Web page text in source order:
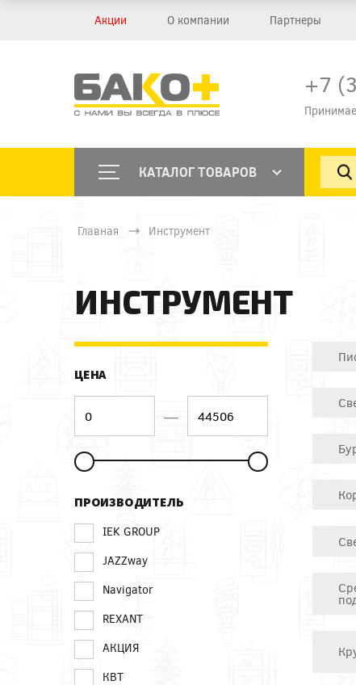
Акции О компании Партнеры
+7
КАТАЛОГ ТОВАРОВ
Главная Инструмент
ИНСТРУМЕНТ
ЦЕНА
—
ПРОИЗВОДИТЕЛЬ
IEK GROUP
JAZZway
Navigator
REXANT
АКЦИЯ
КВТ